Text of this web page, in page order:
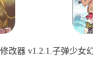
改器 v1.2.1.子弹少女